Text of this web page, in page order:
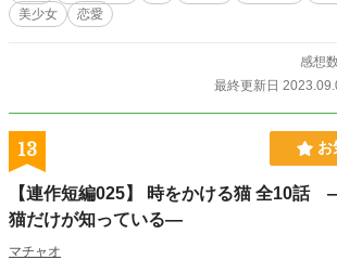
美少女
恋愛
感想
最終更新日
13 お
【連作短編025】 時をかける猫 全10話
猫だけが知っている―
マチャオ